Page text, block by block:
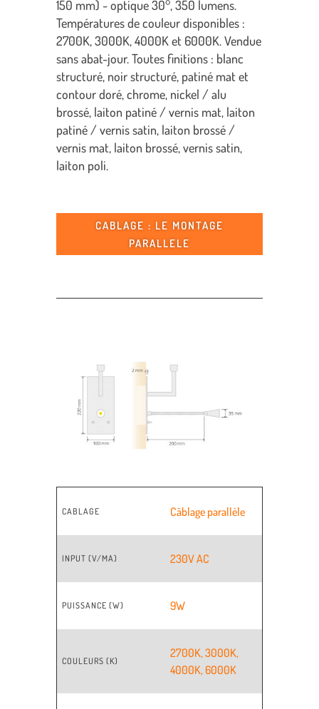
150 mm) - optique 30°, 350 lumens.
Températures de couleur disponibles :
2700K, 3000K, 4000K et 6000K. Vendue
sans abat-jour. Toutes finitions : blanc
structuré, noir structuré, patiné mat et
contour doré, chrome, nickel / alu
brossé, laiton patiné / vernis mat, laiton
patiné / vernis satin, laiton brossé /
vernis mat, laiton brossé, vernis satin,
laiton poli.
CABLAGE : LE MONTAGE
PARALLELE
CABLAGE Câblage parallèle
INPUT (V/MA) 230V AC
PUISSANCE (W) 9W
COULEURS (K)
2700K,3000K,
4000K,6000K